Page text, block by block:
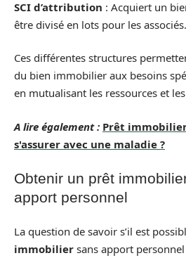
SCI d’attribution : Acquiert un
être divisé en lots pour les associés.
Ces différentes structures
du bien immobilier aux besoins
en mutualisant les ressources et
A lire également : Prêt
s'assurer avec une maladie ?
Obtenir un prêt
apport personnel
La question de savoir s’il est
immobilier sans apport personnel